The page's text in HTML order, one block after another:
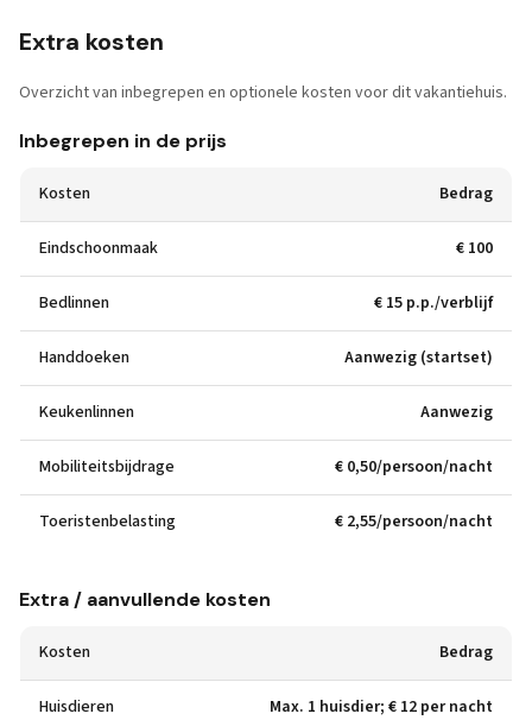
Extra kosten
Overzicht van inbegrepen en optionele kosten voor dit vakantiehuis.
Inbegrepen in de prijs
Kosten Bedrag
Eindschoonmaak € 100
Bedlinnen € 15 p.p./verblijf
Handdoeken Aanwezig (startset)
Keukenlinnen Aanwezig
Mobiliteitsbijdrage € 0,50/persoon/nacht
Toeristenbelasting € 2,55/persoon/nacht
Extra / aanvullende kosten
Kosten Bedrag
Huisdieren Max. 1 huisdier; € 12 per nacht